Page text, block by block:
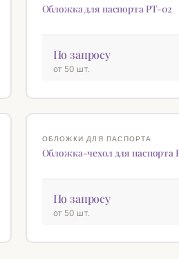
Обложка для паспорта РТ-02
По запросу
от 50 шт.
ОБЛОЖКИ ДЛЯ ПАСПОРТА
Обложка-чехол для паспорта
По запросу
от 50 шт.